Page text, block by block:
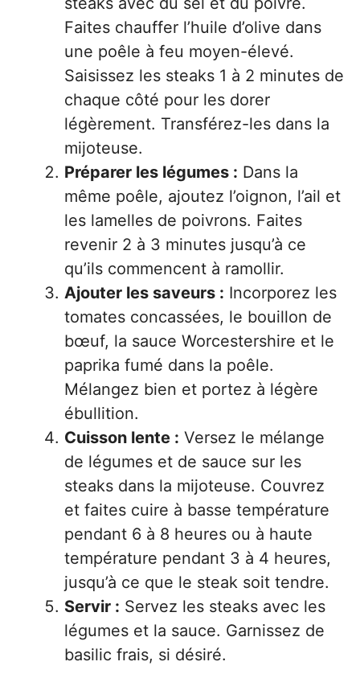
Faites chauffer l’huile d’olive dans
une poêle à feu moyen-élevé.
Saisissez les steaks 1 à 2 minutes de
chaque côté pour les dorer
légèrement. Transférez-les dans la
mijoteuse.
Préparer les légumes : Dans la
même poêle, ajoutez l’oignon, l’ail et
les lamelles de poivrons. Faites
revenir 2 à 3 minutes jusqu’à ce
qu’ils commencent à ramollir.
Ajouter les saveurs : Incorporez les
tomates concassées, le bouillon de
bœuf, la sauce Worcestershire et le
paprika fumé dans la poêle.
Mélangez bien et portez à légère
ébullition.
Cuisson lente : Versez le mélange
de légumes et de sauce sur les
steaks dans la mijoteuse. Couvrez
et faites cuire à basse température
pendant 6 à 8 heures ou à haute
température pendant 3 à 4 heures,
jusqu’à ce que le steak soit tendre.
Servir : Servez les steaks avec les
légumes et la sauce. Garnissez de
basilic frais, si désiré.